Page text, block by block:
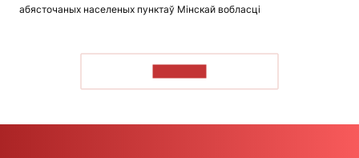
абясточаных населеных пунктаў Мінскай вобласці